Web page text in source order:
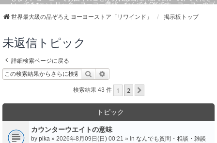
い。できないトリック・ヨーヨー選び、なんでもOKです。ヨーヨーのプ
世界最大級の品ぞろえ ヨーヨーストア「リワインド」 掲示板トップ
未返信トピック
詳細検索ページに戻る
検索
検索結果 43 件 1 2
トピック
カウンターウエイトの意味
by pika » 2026年8月09日(日) 00:21 » in なんでも質問・相談・雑談